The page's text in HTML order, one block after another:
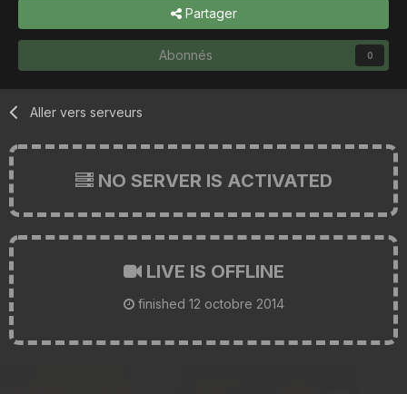
Partager
Abonnés 0
Aller vers serveurs
NO SERVER IS ACTIVATED
LIVE IS OFFLINE
finished 12 octobre 2014